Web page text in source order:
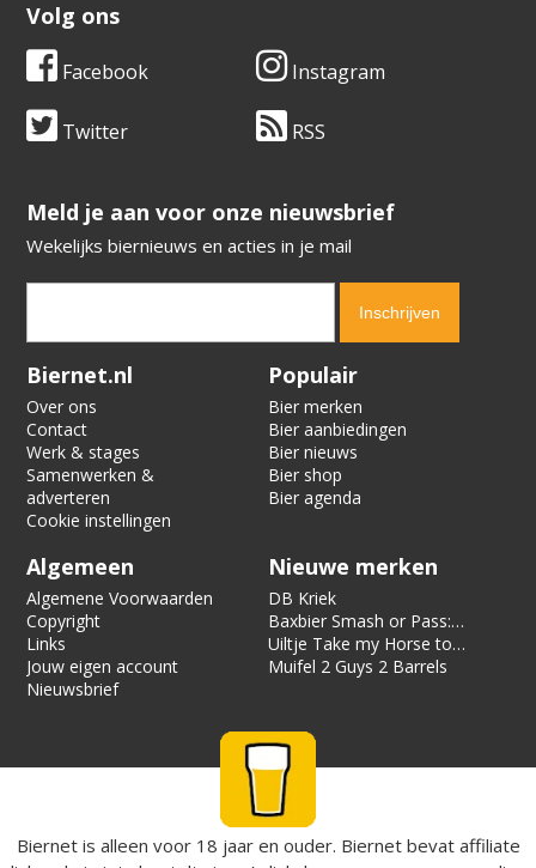
Volg ons
Facebook Instagram
Twitter RSS
​​​​​​​Meld je aan voor onze nieuwsbrief
Wekelijks biernieuws en acties in je mail
Verification code:
Biernet.nl
Over ons
Contact
Werk & stages
Samenwerken &
adverteren
Cookie instellingen
Populair
Bier merken
Bier aanbiedingen
Bier nieuws
Bier shop
Bier agenda
Algemeen
Algemene Voorwaarden
Copyright
Links
Jouw eigen account
Nieuwsbrief
Nieuwe merken
DB Kriek
Baxbier Smash or Pass:
Strata
Uiltje Take my Horse to
the Hotel Room
Muifel 2 Guys 2 Barrels
Biernet is alleen voor 18 jaar en ouder. Biernet bevat affiliate